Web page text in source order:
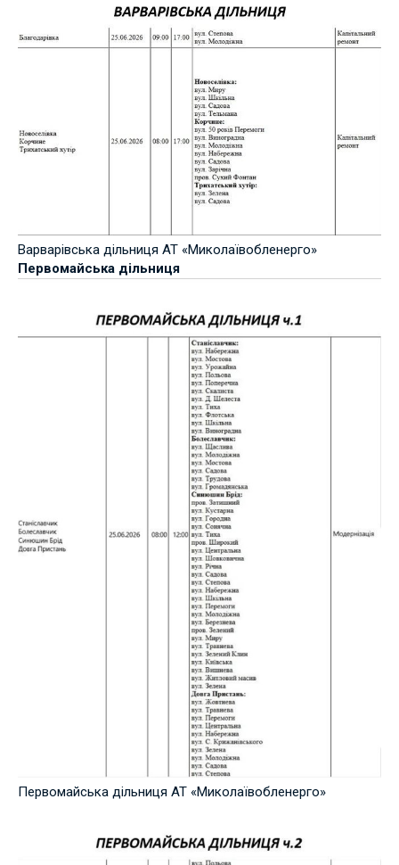
Варварівська дільниця АТ «Миколаївобленерго»
Первомайська дільниця
Первомайська дільниця АТ «Миколаївобленерго»